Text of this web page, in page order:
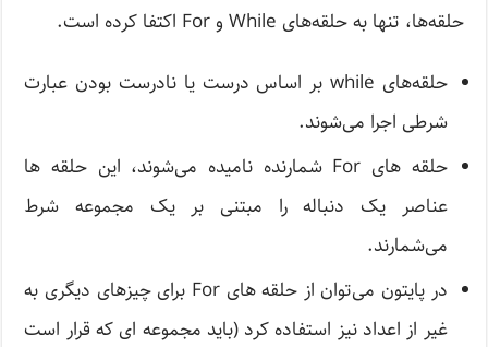
حلقه‌ها، تنها به حلقه‌های While و For اکتفا کرده است.
حلقه‌های while بر اساس درست یا نادرست بودن عبارت
شرطی اجرا می‌شوند.
حلقه‌ های For شمارنده نامیده می‌شوند، این حلقه ها
عناصر یک دنباله را مبتنی بر یک مجموعه شرط
می‌شمارند.
در پایتون می‌توان از حلقه های For برای چیزهای دیگری به
غیر از اعداد نیز استفاده کرد (باید مجموعه ای که قرار است